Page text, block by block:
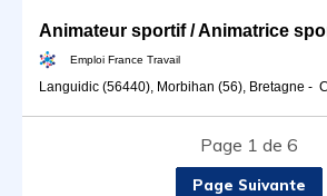
Animateur sportif / Animatrice
Emploi France Travail
Languidic (56440), Morbihan (56), Bretagne -
Page 1 de 6
Page Suivante